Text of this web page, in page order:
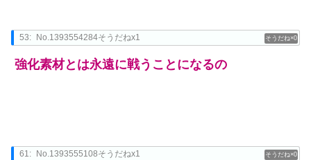
0
53: No.1393554284そうだねx1
強化素材とは永遠に戦うことになるの
0
61: No.1393555108そうだねx1